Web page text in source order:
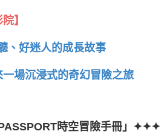
】
、好迷人的成長故事
場沉浸式的奇幻冒險之旅
時空冒險手冊」✦✦✦